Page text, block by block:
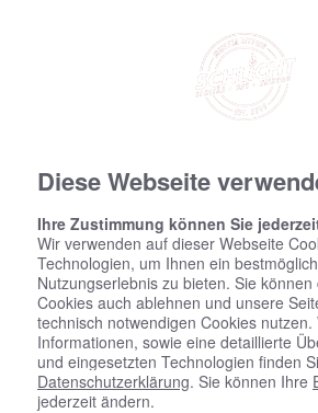
Diese Webseite
Ihre Zustimmung können Sie
Wir verwenden auf dieser Webseite
Technologien, um Ihnen ein
Nutzungserlebnis zu bieten. Sie
Cookies auch ablehnen und unsere
technisch notwendigen Cookies nutzen.
Informationen, sowie eine detaillierte
und eingesetzten Technologien finden
Datenschutzerklärung. Sie können Ihre
jederzeit ändern.